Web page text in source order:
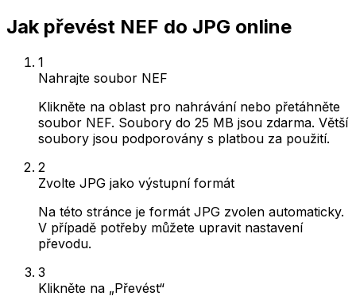
Jak převést NEF do JPG online
1
Nahrajte soubor NEF
Klikněte na oblast pro nahrávání nebo přetáhněte
soubor NEF. Soubory do 25 MB jsou zdarma. Větší
soubory jsou podporovány s platbou za použití.
2
Zvolte JPG jako výstupní formát
Na této stránce je formát JPG zvolen automaticky.
V případě potřeby můžete upravit nastavení
převodu.
3
Klikněte na „Převést“